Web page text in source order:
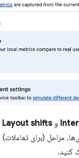
وLayout shifts
مراحل (برای
کنید.